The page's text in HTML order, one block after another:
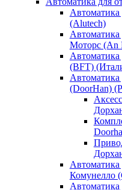
(Alutech)
Моторс (An
(BFT)
Автоматика
(DoorHan)
Автоматика
Комунелло